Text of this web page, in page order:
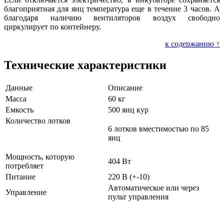
благоприятная для яиц температура еще в течение 3 часов. А
благодаря наличию вентиляторов воздух свободно
циркулирует по контейнеру.
к содержанию ↑
Технические характеристики
Данные
Описание
Масса
60 кг
Емкость
500 яиц кур
Количество лотков
6 лотков вместимостью по 85
яиц
Мощность, которую
потребляет
404 Вт
Питание
220 В (+-10)
Управление
Автоматическое или через
пульт управления